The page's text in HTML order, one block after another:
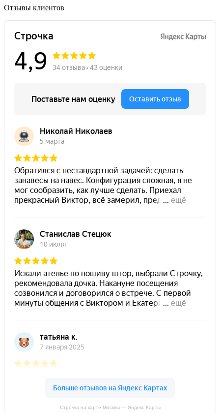
Отзывы клиентов
Строчка на карте Москвы — Яндекс Карты